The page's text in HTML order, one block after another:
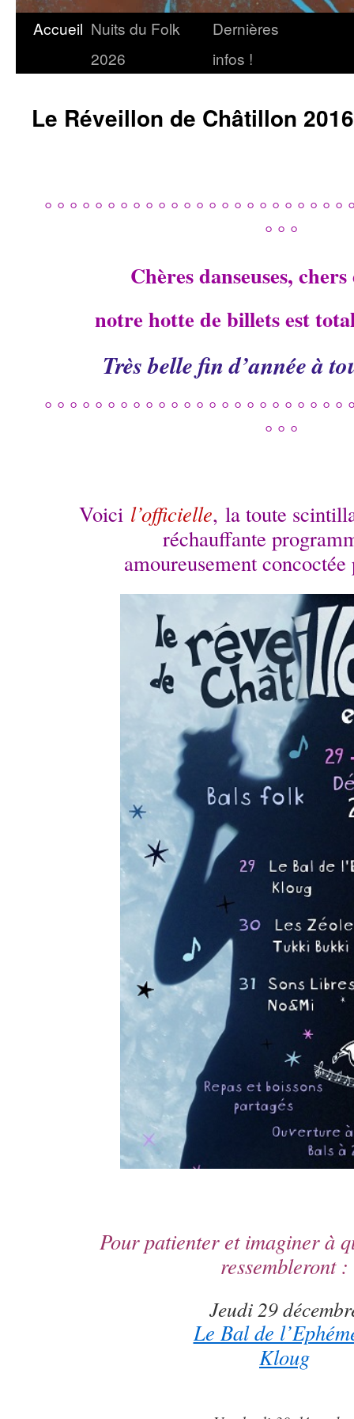
Accueil Nuits du Folk
2026
Dernières
infos !
Le Réveillon de Châtillon
° ° ° ° ° ° ° ° ° ° ° ° ° ° ° ° ° ° ° ° ° ° ° °
° ° °
Chères danseuses,
notre hotte de billets est
Très belle fin d’année à
° ° ° ° ° ° ° ° ° ° ° ° ° ° ° ° ° ° ° ° ° ° ° °
° ° °
Voicil’officielle, la toute
réchauffante
amoureusement
Pour patienter et imaginer à
ressembleront :
Jeudi 29
Le Bal de
Kloug